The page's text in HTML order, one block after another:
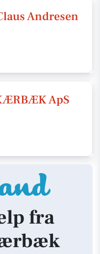
Andresen
ApS
fra